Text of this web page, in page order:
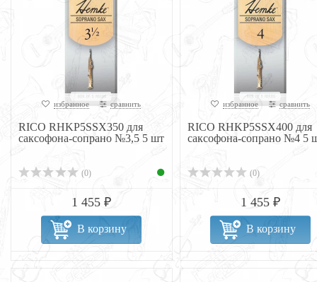
избранное сравнить
RICO RHKP5SSX350 для
саксофона-сопрано №3,5 5 шт
(0)
1 455 ₽
В корзину
избранное сравнить
RICO RHKP5SSX400 для
саксофона-сопрано №4 5
(0)
1 455 ₽
В корзину